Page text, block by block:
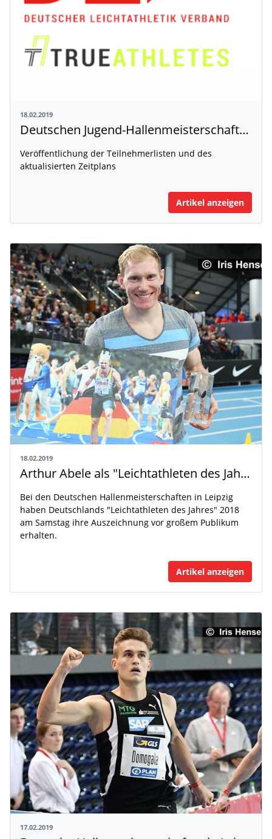
18.02.2019
Deutschen Jugend-Hallenmeisterschaften mit Winterwurf in Sindelfingen
Veröffentlichung der Teilnehmerlisten und des
aktualisierten Zeitplans
Artikel anzeigen
18.02.2019
Arthur Abele als "Leichtathleten des Jahres" 2018 in Leipzig geehrt
Bei den Deutschen Hallenmeisterschaften in Leipzig
haben Deutschlands "Leichtathleten des Jahres" 2018
am Samstag ihre Auszeichnung vor großem Publikum
erhalten.
Artikel anzeigen
17.02.2019